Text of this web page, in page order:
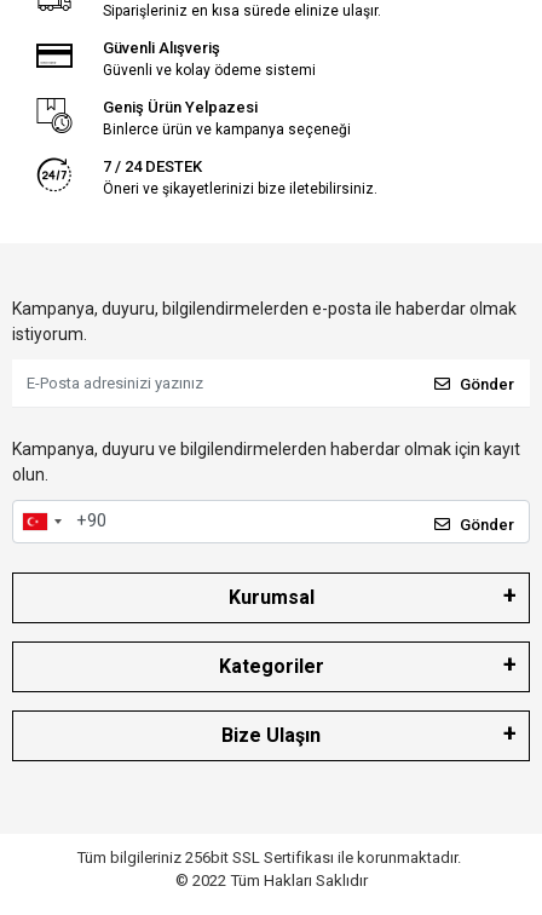
Siparişleriniz en kısa sürede elinize ulaşır.
Güvenli Alışveriş
Güvenli ve kolay ödeme sistemi
Geniş Ürün Yelpazesi
Binlerce ürün ve kampanya seçeneği
7 / 24 DESTEK
Öneri ve şikayetlerinizi bize iletebilirsiniz.
Kampanya, duyuru, bilgilendirmelerden e-posta ile haberdar olmak
istiyorum.
Gönder
Kampanya, duyuru ve bilgilendirmelerden haberdar olmak için kayıt
olun.
Gönder
Kurumsal
Kategoriler
Bize Ulaşın
Tüm bilgileriniz 256bit SSL Sertifikası ile korunmaktadır.
© 2022 Tüm Hakları Saklıdır